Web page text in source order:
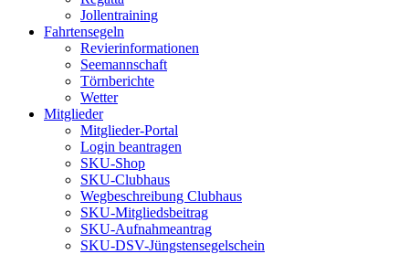
Jollentraining
Fahrtensegeln
Revierinformationen
Seemannschaft
Törnberichte
Wetter
Mitglieder
Mitglieder-Portal
Login beantragen
SKU-Shop
SKU-Clubhaus
Wegbeschreibung Clubhaus
SKU-Mitgliedsbeitrag
SKU-Aufnahmeantrag
SKU-DSV-Jüngstensegelschein